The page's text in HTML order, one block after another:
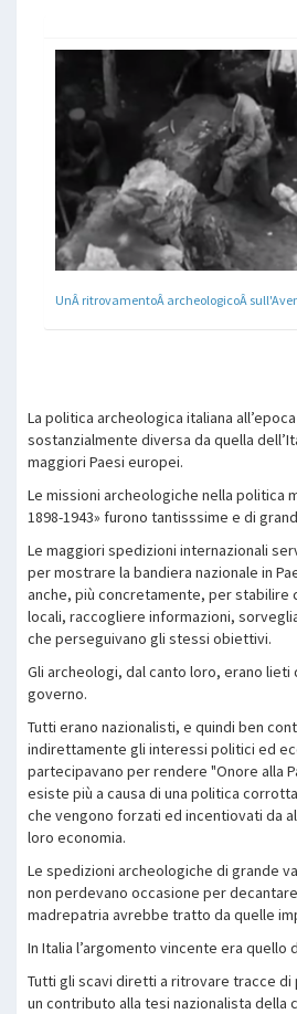
UnÂ ritrovamentoÂ archeologicoÂ
La politica archeologica italiana
sostanzialmente diversa da quella
maggiori Paesi europei.
Le missioni archeologiche nella politica
1898-1943» furono tantisssime e di
Le maggiori spedizioni internazionali
per mostrare la bandiera nazionale in
anche, più concretamente, per stabilire
locali, raccogliere informazioni,
che perseguivano gli stessi obiettivi.
Gli archeologi, dal canto loro, erano lieti
governo.
Tutti erano nazionalisti, e quindi ben
indirettamente gli interessi politici ed
partecipavano per rendere "Onore alla
esiste più a causa di una politica
che vengono forzati ed incentiovati da
loro economia.
Le spedizioni archeologiche di grande
non perdevano occasione per
madrepatria avrebbe tratto da quelle
In Italia l’argomento vincente era quello
Tutti gli scavi diretti a ritrovare tracce di
un contributo alla tesi nazionalista della